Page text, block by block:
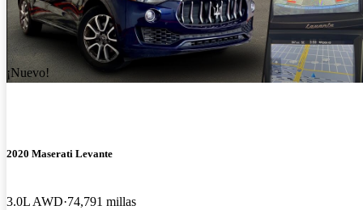
¡Nuevo!
2020 Maserati Levante
3.0L AWD 74,791 millas